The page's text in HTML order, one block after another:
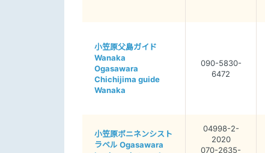
小笠原父島ガイド
Wanaka
Ogasawara
Chichijima guide
Wanaka
090-5830-
6472
小笠原ボニネンシスト
ラベル Ogasawara
04998-2-
2020
070-2635-